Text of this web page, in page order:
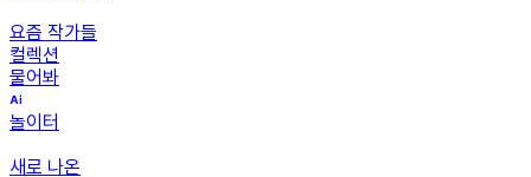
요즘 작가들
컬렉션
물어봐
놀이터
새로 나온